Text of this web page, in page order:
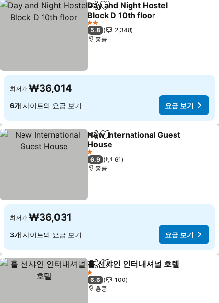
공유 즐겨찾기에 추가
Day and Night Hostel
Block D 10th floor
2 성급
5.8
2,348
홍콩
최저가 ₩36,014
6개 사이트의 요금 보기 요금 보기
공유 즐겨찾기에 추가
New International Guest
House
1 성급
6.9
61
홍콩
최저가 ₩36,031
3개 사이트의 요금 보기 요금 보기
공유 즐겨찾기에 추가
홀 선샤인 인터내셔널 호텔
1 성급
6.6
100
홍콩